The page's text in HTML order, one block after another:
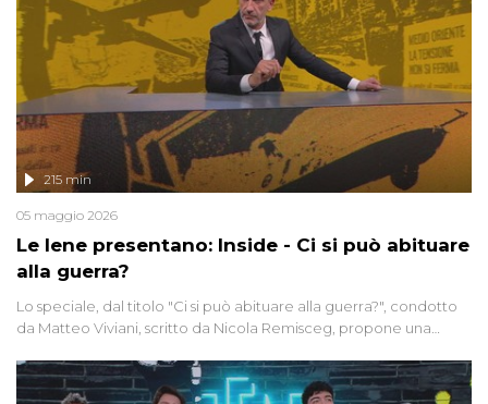
Le Iene presentano: Inside - Ci si può abituare
alla guerra?
215 min
05 maggio 2026
Lo speciale, dal titolo "Ci si può abituare alla guerra?", condotto
da Matteo Viviani, scritto da Nicola Remisceg, propone una
di settore - su quanto la guerra sia diventata una realtà pervasiva.
Anche se l'Italia non è direttamente coinvolta in conflitti armati, il